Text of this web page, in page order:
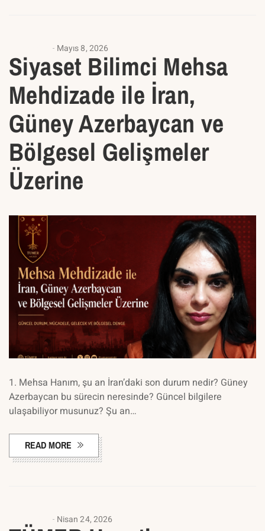
Mayıs 8, 2026
Siyaset Bilimci Mehsa
Mehdizade ile İran,
Güney Azerbaycan ve
Bölgesel Gelişmeler
Üzerine
1. Mehsa Hanım, şu an İran’daki son durum nedir? Güney
Azerbaycan bu sürecin neresinde? Güncel bilgilere
ulaşabiliyor musunuz? Şu an…
READ MORE
Nisan 24, 2026